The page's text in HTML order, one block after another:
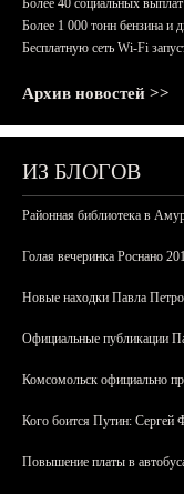
Более 40 социальных
Более 1 000 тонн бензина и
Бесплатную сеть Wi-Fi
Архив новостей >>
ИЗ БЛОГОВ
Районная библиотека в
Голая вечеринка Роснано
Новые находки Павла
Официальные публикации
Комсомольск официально
Кого боится Путин: Сергей
Повышение платы в